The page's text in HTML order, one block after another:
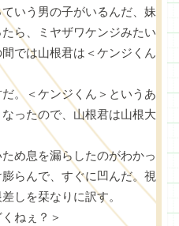
いう男の子がいるんだ、妹
ら、ミヤザワケンジみたい
では山根君は＜ケンジくん
。＜ケンジくん＞というあ
ったので、山根君は山根大
め息を漏らしたのがわかっ
らんで、すぐに凹んだ。視
しを栞なりに訳す。
ねぇ？＞